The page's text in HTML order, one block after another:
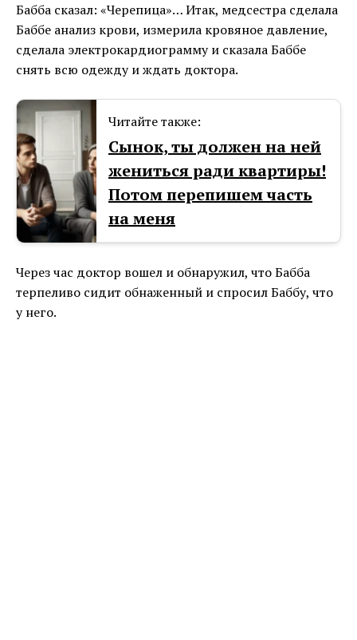
Бабба сказал: «Черепица»… Итак, медсестра сделала
Баббе анализ крови, измерила кровяное давление,
сделала электрокардиограмму и сказала Баббе
снять всю одежду и ждать доктора.
Читайте также:
Сынок, ты должен на ней
жениться ради квартиры!
Потом перепишем часть
на меня
Через час доктор вошел и обнаружил, что Бабба
терпеливо сидит обнаженный и спросил Баббу, что
у него.